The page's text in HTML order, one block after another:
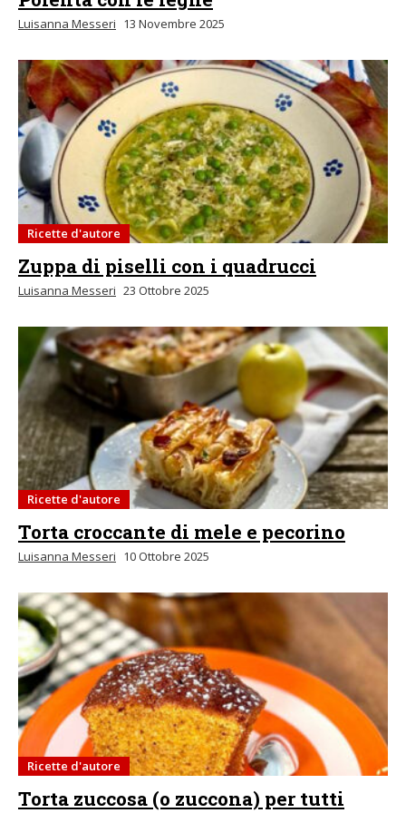
Luisanna Messeri 13 Novembre 2025
Ricette d'autore
Zuppa di piselli con i quadrucci
Luisanna Messeri 23 Ottobre 2025
Ricette d'autore
Torta croccante di mele e pecorino
Luisanna Messeri 10 Ottobre 2025
Ricette d'autore
Torta zuccosa (o zuccona) per tutti